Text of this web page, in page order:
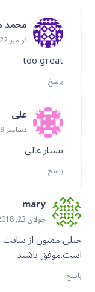
محمد
نوامبر 22, 2018 11:48 ق.ظ
too great
پاسخ
علی
دسامبر 9, 2018 10:32 ق.ظ
بسیار عالی
پاسخ
mary
جولای 23, 2018 2:42 ب.ظ
خیلی ممنون از
است.موفق باشید
پاسخ